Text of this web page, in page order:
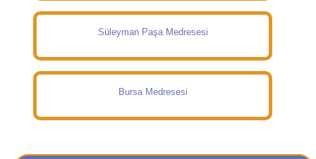
Süleyman Paşa Medresesi
Bursa Medresesi